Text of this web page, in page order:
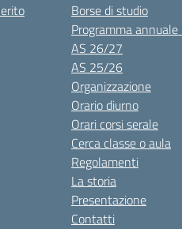
Borse di studio
Programma
AS 26/27
AS 25/26
Organizzazione
Orario diurno
Orari corsi serale
Cerca classe o aula
Regolamenti
La storia
Presentazione
Contatti